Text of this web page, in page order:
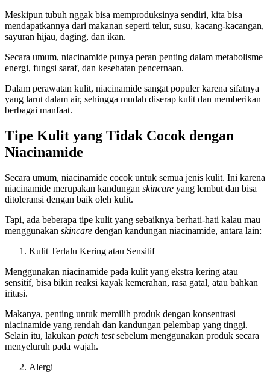
Meskipun tubuh nggak bisa memproduksinya sendiri, kita bisa
mendapatkannya dari makanan seperti telur, susu, kacang-kacangan,
sayuran hijau, daging, dan ikan.
Secara umum, niacinamide punya peran penting dalam metabolisme
energi, fungsi saraf, dan kesehatan pencernaan.
Dalam perawatan kulit, niacinamide sangat populer karena sifatnya
yang larut dalam air, sehingga mudah diserap kulit dan memberikan
berbagai manfaat.
Tipe Kulit yang Tidak Cocok dengan
Niacinamide
Secara umum, niacinamide cocok untuk semua jenis kulit. Ini karena
niacinamide merupakan kandungan skincare yang lembut dan bisa
ditoleransi dengan baik oleh kulit.
Tapi, ada beberapa tipe kulit yang sebaiknya berhati-hati kalau mau
menggunakan skincare dengan kandungan niacinamide, antara lain:
Kulit Terlalu Kering atau Sensitif
Menggunakan niacinamide pada kulit yang ekstra kering atau
sensitif, bisa bikin reaksi kayak kemerahan, rasa gatal, atau bahkan
iritasi.
Makanya, penting untuk memilih produk dengan konsentrasi
niacinamide yang rendah dan kandungan pelembap yang tinggi.
Selain itu, lakukan patch testsebelum menggunakan produk secara
menyeluruh pada wajah.
Alergi